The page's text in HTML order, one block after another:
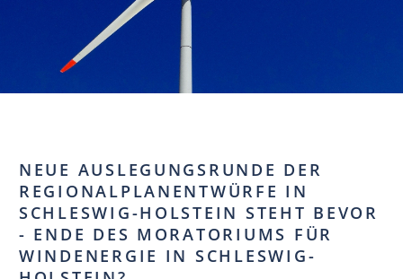
NEUE AUSLEGUNGSRUNDE DER
REGIONALPLANENTWÜRFE IN
SCHLESWIG-HOLSTEIN STEHT BEVOR
- ENDE DES MORATORIUMS FÜR
WINDENERGIE IN SCHLESWIG-